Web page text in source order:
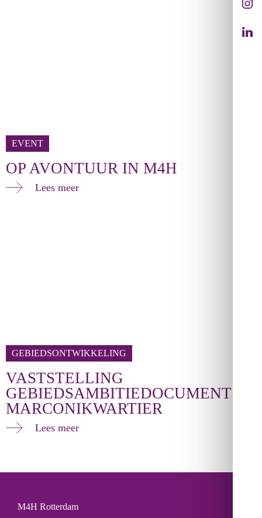
EVENT
OP AVONTUUR IN M4H
Lees meer
GEBIEDSONTWIKKELING
VASTSTELLING
GEBIEDSAMBITIEDOCUMENT
MARCONIKWARTIER
Lees meer
M4H Rotterdam